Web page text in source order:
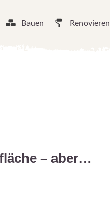
Bauen Renovieren
– aber…